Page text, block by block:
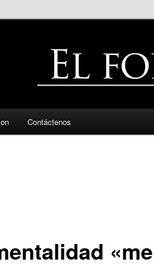
Contáctenos